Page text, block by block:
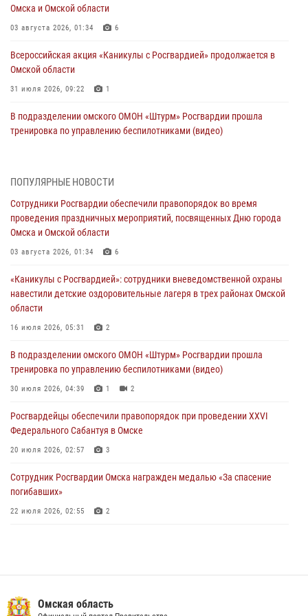
Омска и Омской области
03 августа 2026, 01:34 6
Всероссийская акция «Каникулы с Росгвардией» продолжается в
Омской области
31 июля 2026, 09:22 1
В подразделении омского ОМОН «Штурм» Росгвардии прошла
тренировка по управлению беспилотниками (видео)
Росгвардия обеспечила безопасность уникального передвижного
29 июля 2026, 01:49
Росгвардейцы приняли участие в крестном ходе в День крещения
Руси в Омске
При содействии спецназа Росгвардии пресечены нарушения
миграционного законодательства в Омске (видео)
27 июля 2026, 07:54
Росгвардия обеспечила правопорядок на концерте группы IOWA в
Омске
27 июля 2026, 01:42
ПОПУЛЯРНЫЕ НОВОСТИ
Сотрудники Росгвардии обеспечили правопорядок во время
проведения праздничных мероприятий, посвященных Дню города
Омска и Омской области
03 августа 2026, 01:34 6
«Каникулы с Росгвардией»: сотрудники вневедомственной охраны
навестили детские оздоровительные лагеря в трех районах Омской
области
16 июля 2026, 05:31 2
В подразделении омского ОМОН «Штурм» Росгвардии прошла
тренировка по управлению беспилотниками (видео)
30 июля 2026, 04:39 1 2
Росгвардейцы обеcпечили правопорядок при проведении XXVI
Федерального Сабантуя в Омске
20 июля 2026, 02:57 3
Сотрудник Росгвардии Омска награжден медалью «За спасение
погибавших»
22 июля 2026, 02:55 2
Росгвардия обеспечила безопасность уникального передвижного
Омская область